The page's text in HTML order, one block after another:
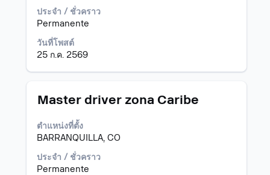
ประจำ / ชั่วคราว
Permanente
วันที่โพสต์
25 ก.ค. 2569
ดู
เนื้อหา
เต็ม
ของ
ตำแหน่ง
Master driver zona Caribe
ตำแหน่งที่ตั้ง
BARRANQUILLA, CO
ประจำ / ชั่วคราว
Permanente
เลือก
ใช้
Space
เพื่อ
ดู